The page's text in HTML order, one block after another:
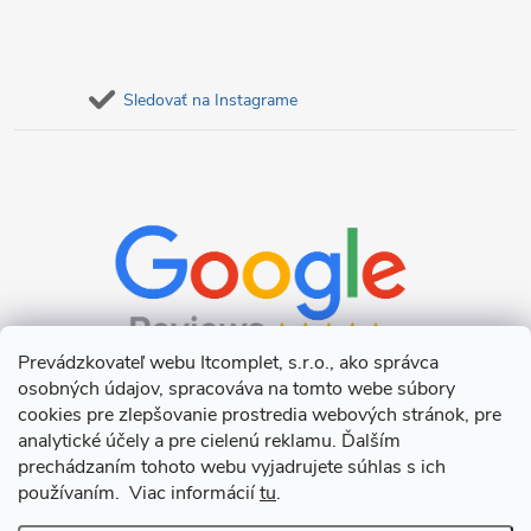
Prevádzkovateľ webu Itcomplet, s.r.o., ako správca
osobných údajov, spracováva na tomto webe súbory
cookies pre zlepšovanie prostredia webových stránok, pre
analytické účely a pre cielenú reklamu. Ďalším
prechádzaním tohoto webu vyjadrujete súhlas s ich
používaním. Viac informáciítu.
Sledovať na Instagrame